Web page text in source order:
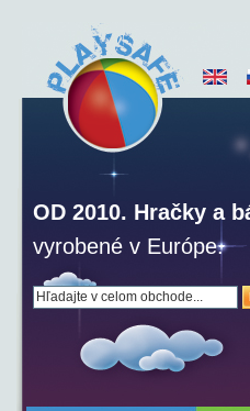
OD 2010. Hračky a
vyrobené v Európe.